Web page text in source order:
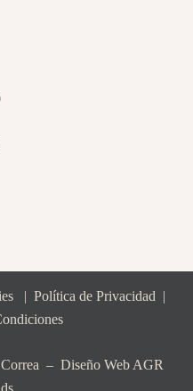
| Política de Privacidad |
Correa – Diseño Web AGR